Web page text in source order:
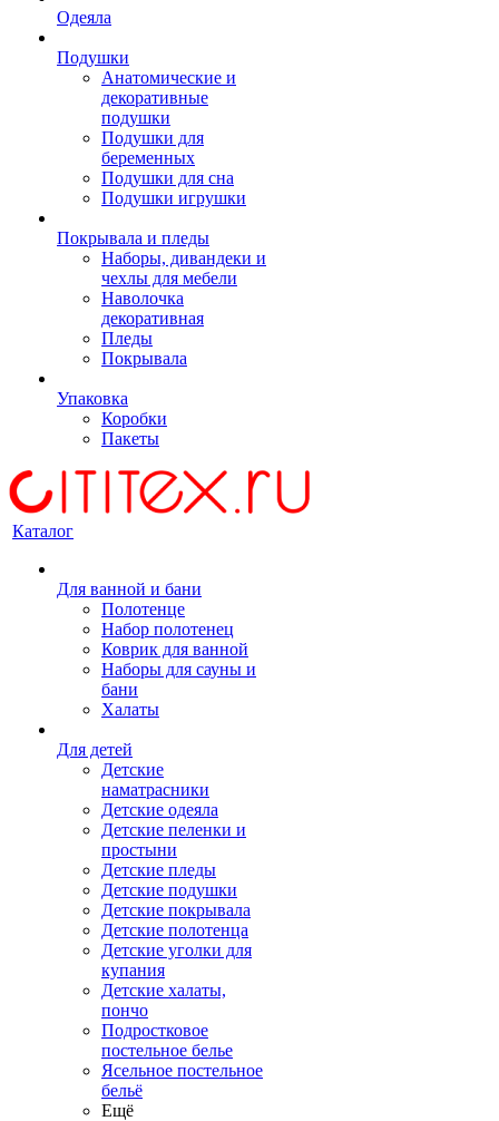
Одеяла
Подушки
Анатомические и
декоративные
подушки
Подушки для
беременных
Подушки для сна
Подушки игрушки
Покрывала и пледы
Наборы, дивандеки и
чехлы для мебели
Наволочка
декоративная
Пледы
Покрывала
Упаковка
Коробки
Пакеты
Каталог
Для ванной и бани
Полотенце
Набор полотенец
Коврик для ванной
Наборы для сауны и
бани
Халаты
Для детей
Детские
наматрасники
Детские одеяла
Детские пеленки и
простыни
Детские пледы
Детские подушки
Детские покрывала
Детские полотенца
Детские уголки для
купания
Детские халаты,
пончо
Подростковое
постельное белье
Ясельное постельное
бельё
Ещё